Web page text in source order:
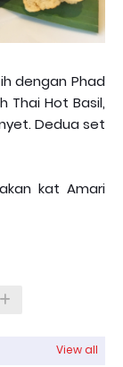
dengan Phad
Thai Hot Basil,
Dedua set
kat Amari
View all